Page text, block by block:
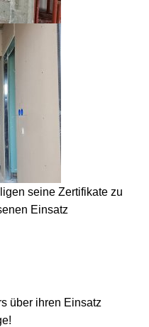
seine Zertifikate zu
Einsatz
über ihren Einsatz